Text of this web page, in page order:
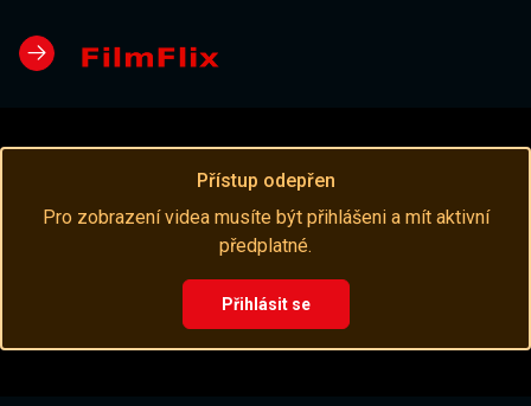
Přístup odepřen
Pro zobrazení videa musíte být přihlášeni a mít aktivní
předplatné.
Přihlásit se